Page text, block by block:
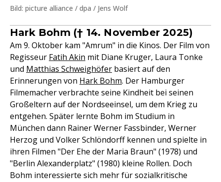
Bild: picture alliance / dpa / Jens Wolf
Hark Bohm († 14. November 2025)
Am 9. Oktober kam "Amrum" in die Kinos. Der Film von
Regisseur Fatih Akin mit Diane Kruger, Laura Tonke
und Matthias Schweighöfer basiert auf den
Erinnerungen von Hark Bohm. Der Hamburger
Filmemacher verbrachte seine Kindheit bei seinen
Großeltern auf der Nordseeinsel, um dem Krieg zu
entgehen. Später lernte Bohm im Studium in
München dann Rainer Werner Fassbinder, Werner
Herzog und Volker Schlöndorff kennen und spielte in
ihren Filmen "Der Ehe der Maria Braun" (1978) und
"Berlin Alexanderplatz" (1980) kleine Rollen. Doch
Bohm interessierte sich mehr für sozialkritische